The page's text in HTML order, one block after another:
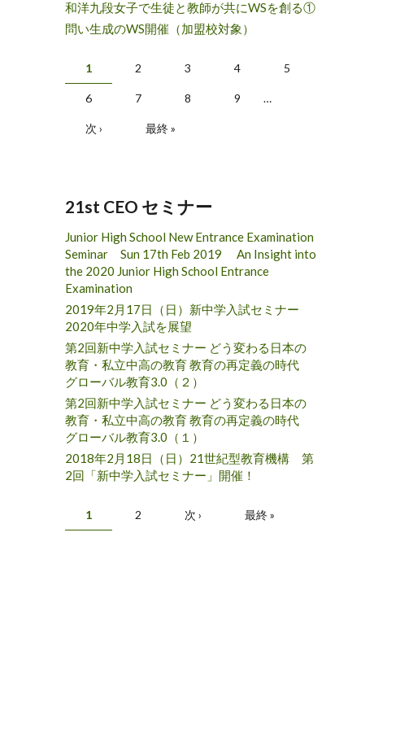
和洋九段女子で生徒と教師が共にWSを創る①
問い生成のWS開催（加盟校対象）
ページ
1 2 3 4 5
6 7 8 9 …
次 › 最終 »
21st CEO セミナー
Junior High School New Entrance Examination
Seminar Sun 17th Feb 2019 An Insight into
the 2020 Junior High School Entrance
Examination
2019年2月17日（日）新中学入試セミナー
2020年中学入試を展望
第2回新中学入試セミナー どう変わる日本の
教育・私立中高の教育 教育の再定義の時代
グローバル教育3.0（２）
第2回新中学入試セミナー どう変わる日本の
教育・私立中高の教育 教育の再定義の時代
グローバル教育3.0（１）
2018年2月18日（日）21世紀型教育機構 第
2回「新中学入試セミナー」開催！
ページ
1 2 次 › 最終 »